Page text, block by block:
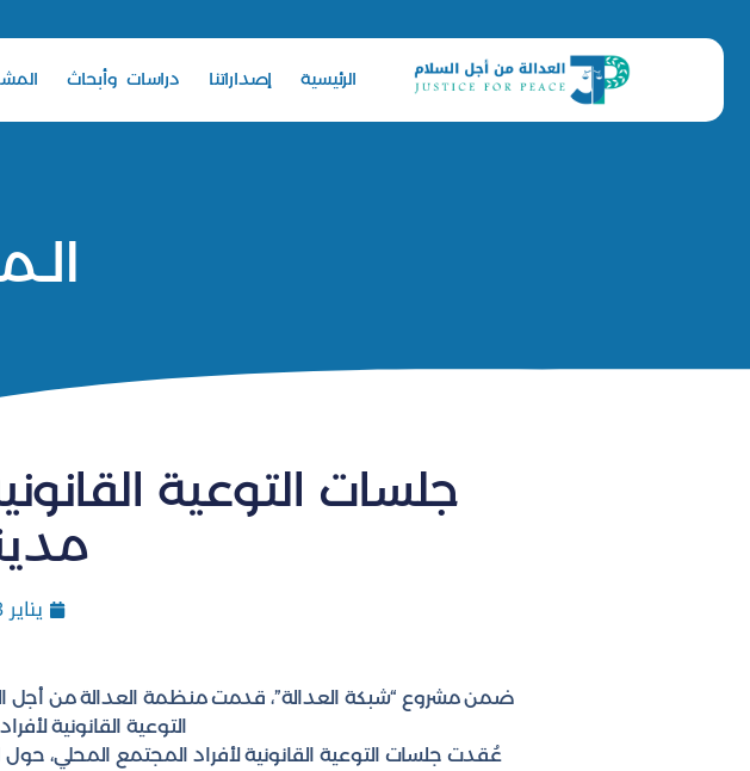
الرئيسية إصداراتنا دراسات وأبحاث
جلسات التوعية
يناير 13, 2026
ضمن مشروع “شبكة العدالة”، قدمت منظمة العدالة من أجل
التوعية القانونية
عُقدت جلسات التوعية القانونية لأفراد المجتمع المحلي، حول